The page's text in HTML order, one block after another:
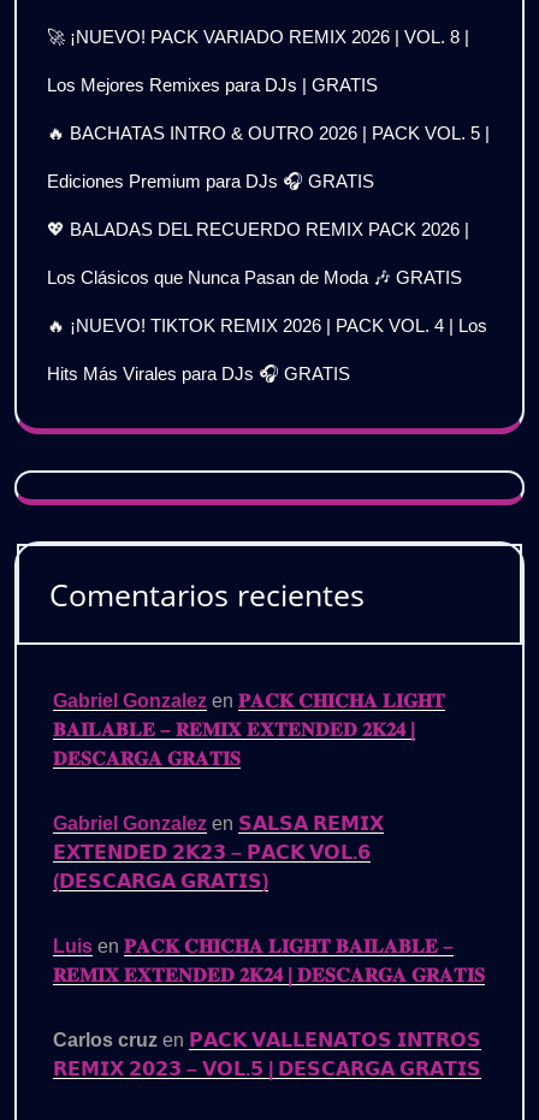
🚀 ¡NUEVO! PACK VARIADO REMIX 2026 | VOL. 8 |
Los Mejores Remixes para DJs | GRATIS
🔥 BACHATAS INTRO & OUTRO 2026 | PACK VOL. 5 |
Ediciones Premium para DJs 🎧 GRATIS
💖 BALADAS DEL RECUERDO REMIX PACK 2026 |
Los Clásicos que Nunca Pasan de Moda 🎶 GRATIS
🔥 ¡NUEVO! TIKTOK REMIX 2026 | PACK VOL. 4 | Los
Hits Más Virales para DJs 🎧 GRATIS
Comentarios recientes
Gabriel Gonzalez en 𝐏𝐀𝐂𝐊 𝐂𝐇𝐈𝐂𝐇𝐀 𝐋𝐈𝐆𝐇𝐓
𝐁𝐀𝐈𝐋𝐀𝐁𝐋𝐄 – 𝐑𝐄𝐌𝐈𝐗 𝐄𝐗𝐓𝐄𝐍𝐃𝐄𝐃 𝟐𝐊𝟐𝟒 |
𝐃𝐄𝐒𝐂𝐀𝐑𝐆𝐀 𝐆𝐑𝐀𝐓𝐈𝐒
Gabriel Gonzalez en 𝗦𝗔𝗟𝗦𝗔 𝗥𝗘𝗠𝗜𝗫
𝗘𝗫𝗧𝗘𝗡𝗗𝗘𝗗 𝟮𝗞𝟮𝟯 – 𝗣𝗔𝗖𝗞 𝗩𝗢𝗟.𝟲
(𝗗𝗘𝗦𝗖𝗔𝗥𝗚𝗔 𝗚𝗥𝗔𝗧𝗜𝗦)
Luis en 𝐏𝐀𝐂𝐊 𝐂𝐇𝐈𝐂𝐇𝐀 𝐋𝐈𝐆𝐇𝐓 𝐁𝐀𝐈𝐋𝐀𝐁𝐋𝐄 –
𝐑𝐄𝐌𝐈𝐗 𝐄𝐗𝐓𝐄𝐍𝐃𝐄𝐃 𝟐𝐊𝟐𝟒 | 𝐃𝐄𝐒𝐂𝐀𝐑𝐆𝐀 𝐆𝐑𝐀𝐓𝐈𝐒
Carlos cruz en 𝗣𝗔𝗖𝗞 𝗩𝗔𝗟𝗟𝗘𝗡𝗔𝗧𝗢𝗦 𝗜𝗡𝗧𝗥𝗢𝗦
𝗥𝗘𝗠𝗜𝗫 𝟮𝟬𝟮𝟯 – 𝗩𝗢𝗟.𝟱 | 𝗗𝗘𝗦𝗖𝗔𝗥𝗚𝗔 𝗚𝗥𝗔𝗧𝗜𝗦